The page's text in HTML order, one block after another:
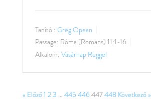
Tanító : Greg Opean
Passage: Róma (Romans) 11:1-16
Alkalom: Vasárnap Reggel
« Előző1 23 … 445 446447448 Következő »